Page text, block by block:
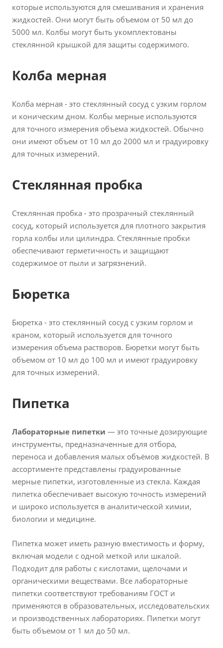
которые используются для смешивания и хранения
жидкостей. Они могут быть объемом от 50 мл до
5000 мл. Колбы могут быть укомплектованы
стеклянной крышкой для защиты содержимого.
Колба мерная
Колба мерная - это стеклянный сосуд с узким горлом
и коническим дном. Колбы мерные используются
для точного измерения объема жидкостей. Обычно
они имеют объем от 10 мл до 2000 мл и градуировку
для точных измерений.
Стеклянная пробка
Стеклянная пробка - это прозрачный стеклянный
сосуд, который используется для плотного закрытия
горла колбы или цилиндра. Стеклянные пробки
обеспечивают герметичность и защищают
содержимое от пыли и загрязнений.
Бюретка
Бюретка - это стеклянный сосуд с узким горлом и
краном, который используется для точного
измерения объема растворов. Бюретки могут быть
объемом от 10 мл до 100 мл и имеют градуировку
для точных измерений.
Пипетка
Лабораторные пипетки — это точные дозирующие
инструменты, предназначенные для отбора,
переноса и добавления малых объёмов жидкостей. В
ассортименте представлены градуированные
мерные пипетки, изготовленные из стекла. Каждая
пипетка обеспечивает высокую точность измерений
и широко используется в аналитической химии,
биологии и медицине.
Пипетка может иметь разную вместимость и форму,
включая модели с одной меткой или шкалой.
Подходит для работы с кислотами, щелочами и
органическими веществами. Все лабораторные
пипетки соответствуют требованиям ГОСТ и
применяются в образовательных, исследовательских
и производственных лабораториях. Пипетки могут
быть объемом от 1 мл до 50 мл.